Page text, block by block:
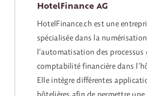
HotelFinance AG
HotelFinance.ch est une
spécialisée dans la
l’automatisation des processus
comptabilité financière dans
Elle intègre différentes